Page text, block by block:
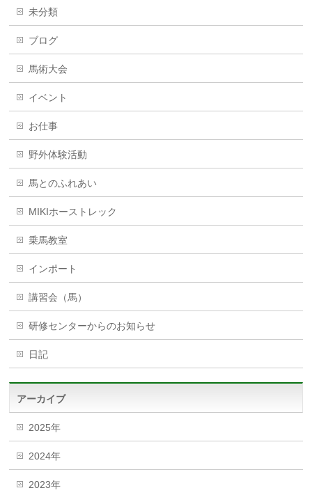
未分類
ブログ
馬術大会
イベント
お仕事
野外体験活動
馬とのふれあい
MIKIホーストレック
乗馬教室
インポート
講習会（馬）
研修センターからのお知らせ
日記
アーカイブ
2025年
2024年
2023年